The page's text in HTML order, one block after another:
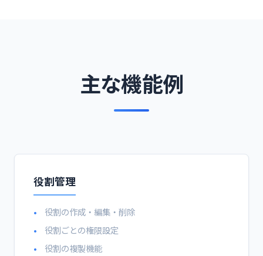
主な機能例
役割管理
役割の作成・編集・削除
役割ごとの権限設定
役割の複製機能